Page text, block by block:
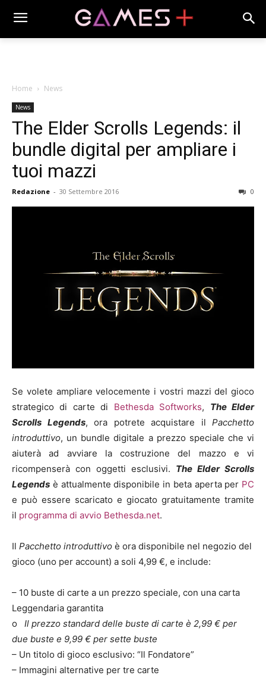
Home News
News
The Elder Scrolls Legends: il
bundle digital per ampliare i
tuoi mazzi
Redazione - 30 Settembre 2016 0
Se volete ampliare velocemente i vostri mazzi del gioco
strategico di carte di Bethesda Softworks, The Elder
Scrolls Legends, ora potrete acquistare il Pacchetto
introduttivo, un bundle digitale a prezzo speciale che vi
aiuterà ad avviare la costruzione del mazzo e vi
ricompenserà con oggetti esclusivi. The Elder Scrolls
Legends è attualmente disponibile in beta aperta per PC
e può essere scaricato e giocato gratuitamente tramite
il programma di avvio Bethesda.net.
Il Pacchetto introduttivo è ora disponibile nel negozio del
gioco (uno per account) a soli 4,99 €, e include:
– 10 buste di carte a un prezzo speciale, con una carta
Leggendaria garantita
o Il prezzo standard delle buste di carte è 2,99 € per
due buste e 9,99 € per sette buste
– Un titolo di gioco esclusivo: “Il Fondatore”
– Immagini alternative per tre carte